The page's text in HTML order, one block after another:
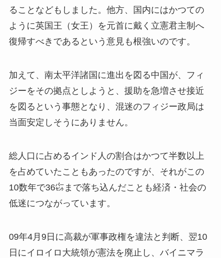
ることなどもしました。他方、国内にはかつての
ように英国王（女王）を元首に戴く立憲君主制へ
復帰すべきであるという意見も根強いのです。
加えて、南太平洋諸国に進出を図る中国が、フィ
ジーをその拠点としようと、援助を急増させ接近
を図るという事態となり、混迷のフィジー政局は
当面安定しそうにありません。
総人口に占めるインド人の割合はかつて半数以上
を占めていたこともあったのですが、それがこの
10数年で36㌫まで落ち込んだことも経済・社会の
低迷につながっています。
09年4月9日に高裁が軍事政権を違法と判断、翌10
日にイロイロ大統領が憲法を廃止し、バイニマラ